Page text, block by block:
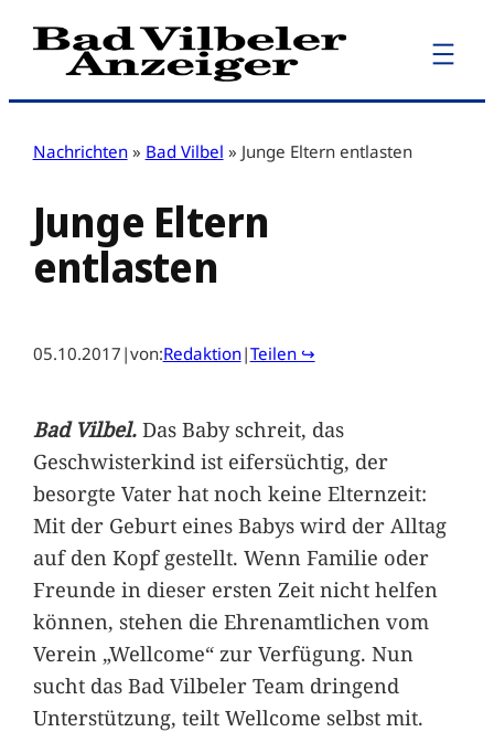
Zum
Inhalt
Nachrichten » Bad Vilbel » Junge Eltern entlasten
Junge Eltern
entlasten
05.10.2017 |von:Redaktion|Teilen ↪
Bad Vilbel. Das Baby schreit, das
Geschwisterkind ist eifersüchtig, der
besorgte Vater hat noch keine Elternzeit:
Mit der Geburt eines Babys wird der Alltag
auf den Kopf gestellt. Wenn Familie oder
Freunde in dieser ersten Zeit nicht helfen
können, stehen die Ehrenamtlichen vom
Verein „Wellcome“ zur Verfügung. Nun
sucht das Bad Vilbeler Team dringend
Unterstützung, teilt Wellcome selbst mit.